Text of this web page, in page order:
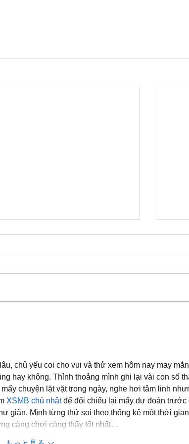
chủ yếu coi cho vui và thử xem hôm nay may
hay không. Thỉnh thoảng mình ghi lại vài con số
chuyện lặt vặt trong ngày, nghe hơi tâm linh
XSMB chủ nhật để đối chiếu lại mấy dự đoán trước
giãn. Mình từng thử soi theo thống kê một thời
càng chơi càng thấy tốt nhất…